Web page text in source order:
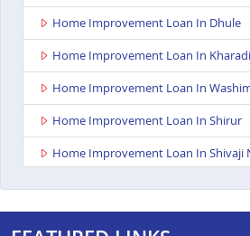
Home Improvement Loan In Dhule
Home Improvement Loan In Kharadi
Home Improvement Loan In
Home Improvement Loan In Shirur
Home Improvement Loan In Shivaji